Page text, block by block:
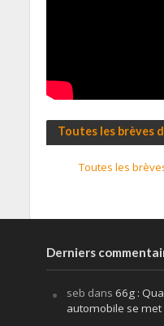
Toutes les brèves
Toutes les
Derniers
seb dans 66g :
automobile se met